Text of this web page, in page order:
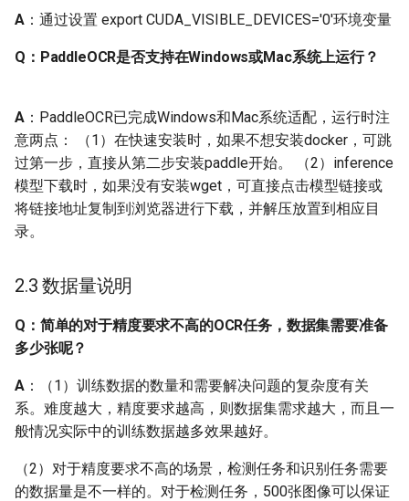
方法为什么不见了？
率要加上warmup，目的是
什么？
Q: 关于dygraph分支中，文
本识别模型训练，要使用
Q: 训练过程中，训练程序
意外退出/挂起，应该如何
解决？
束，看不到训练过程log？
Q: 配置文件中的参数num
如何设置？
A ：通过设置 export CUDA_VISIBLE_DEVICES='0'环境变量
Q：PaddleOCR是否支持在Windows或Mac系统上运行？
A ：PaddleOCR已完成Windows和Mac系统适配，运行时注
意两点： （1）在快速安装时，如果不想安装docker，可跳
过第一步，直接从第二步安装paddle开始。 （2）inference
模型下载时，如果没有安装wget，可直接点击模型链接或
将链接地址复制到浏览器进行下载，并解压放置到相应目
录。
2.3 数据量说明
Q：简单的对于精度要求不高的OCR任务，数据集需要准备
多少张呢？
A ：（1）训练数据的数量和需要解决问题的复杂度有关
系。难度越大，精度要求越高，则数据集需求越大，而且一
般情况实际中的训练数据越多效果越好。
（2）对于精度要求不高的场景，检测任务和识别任务需要
的数据量是不一样的。对于检测任务，500张图像可以保证